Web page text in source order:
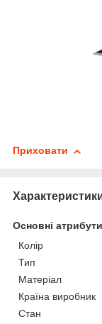
Приховати
Основні атрибути
Колір
Тип
Матеріал
Країна виробник
Стан